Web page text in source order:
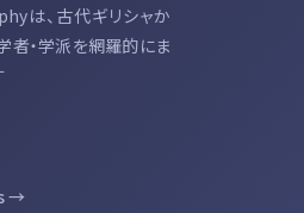
は、古代ギリシャか
者・学派を網羅的にま
→